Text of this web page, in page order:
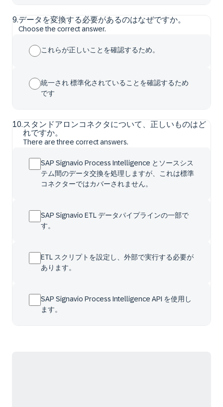
9.データを変換する必要があるのはなぜですか。
Choose the correct answer.
これらが正しいことを確認するため。
統一され 標準化されていることを確認するため
です
10.スタンドアロンコネクタについて、正しいものはど
れですか。
There are three correct answers.
SAP Signavio Process Intelligence とソースシス
テム間のデータ交換を処理しますが、これは標準
コネクターではカバーされません。
SAP Signavio ETL データパイプラインの一部で
す。
ETL スクリプトを設定し、外部で実行する必要が
あります。
SAP Signavio Process Intelligence API を使用し
ます。